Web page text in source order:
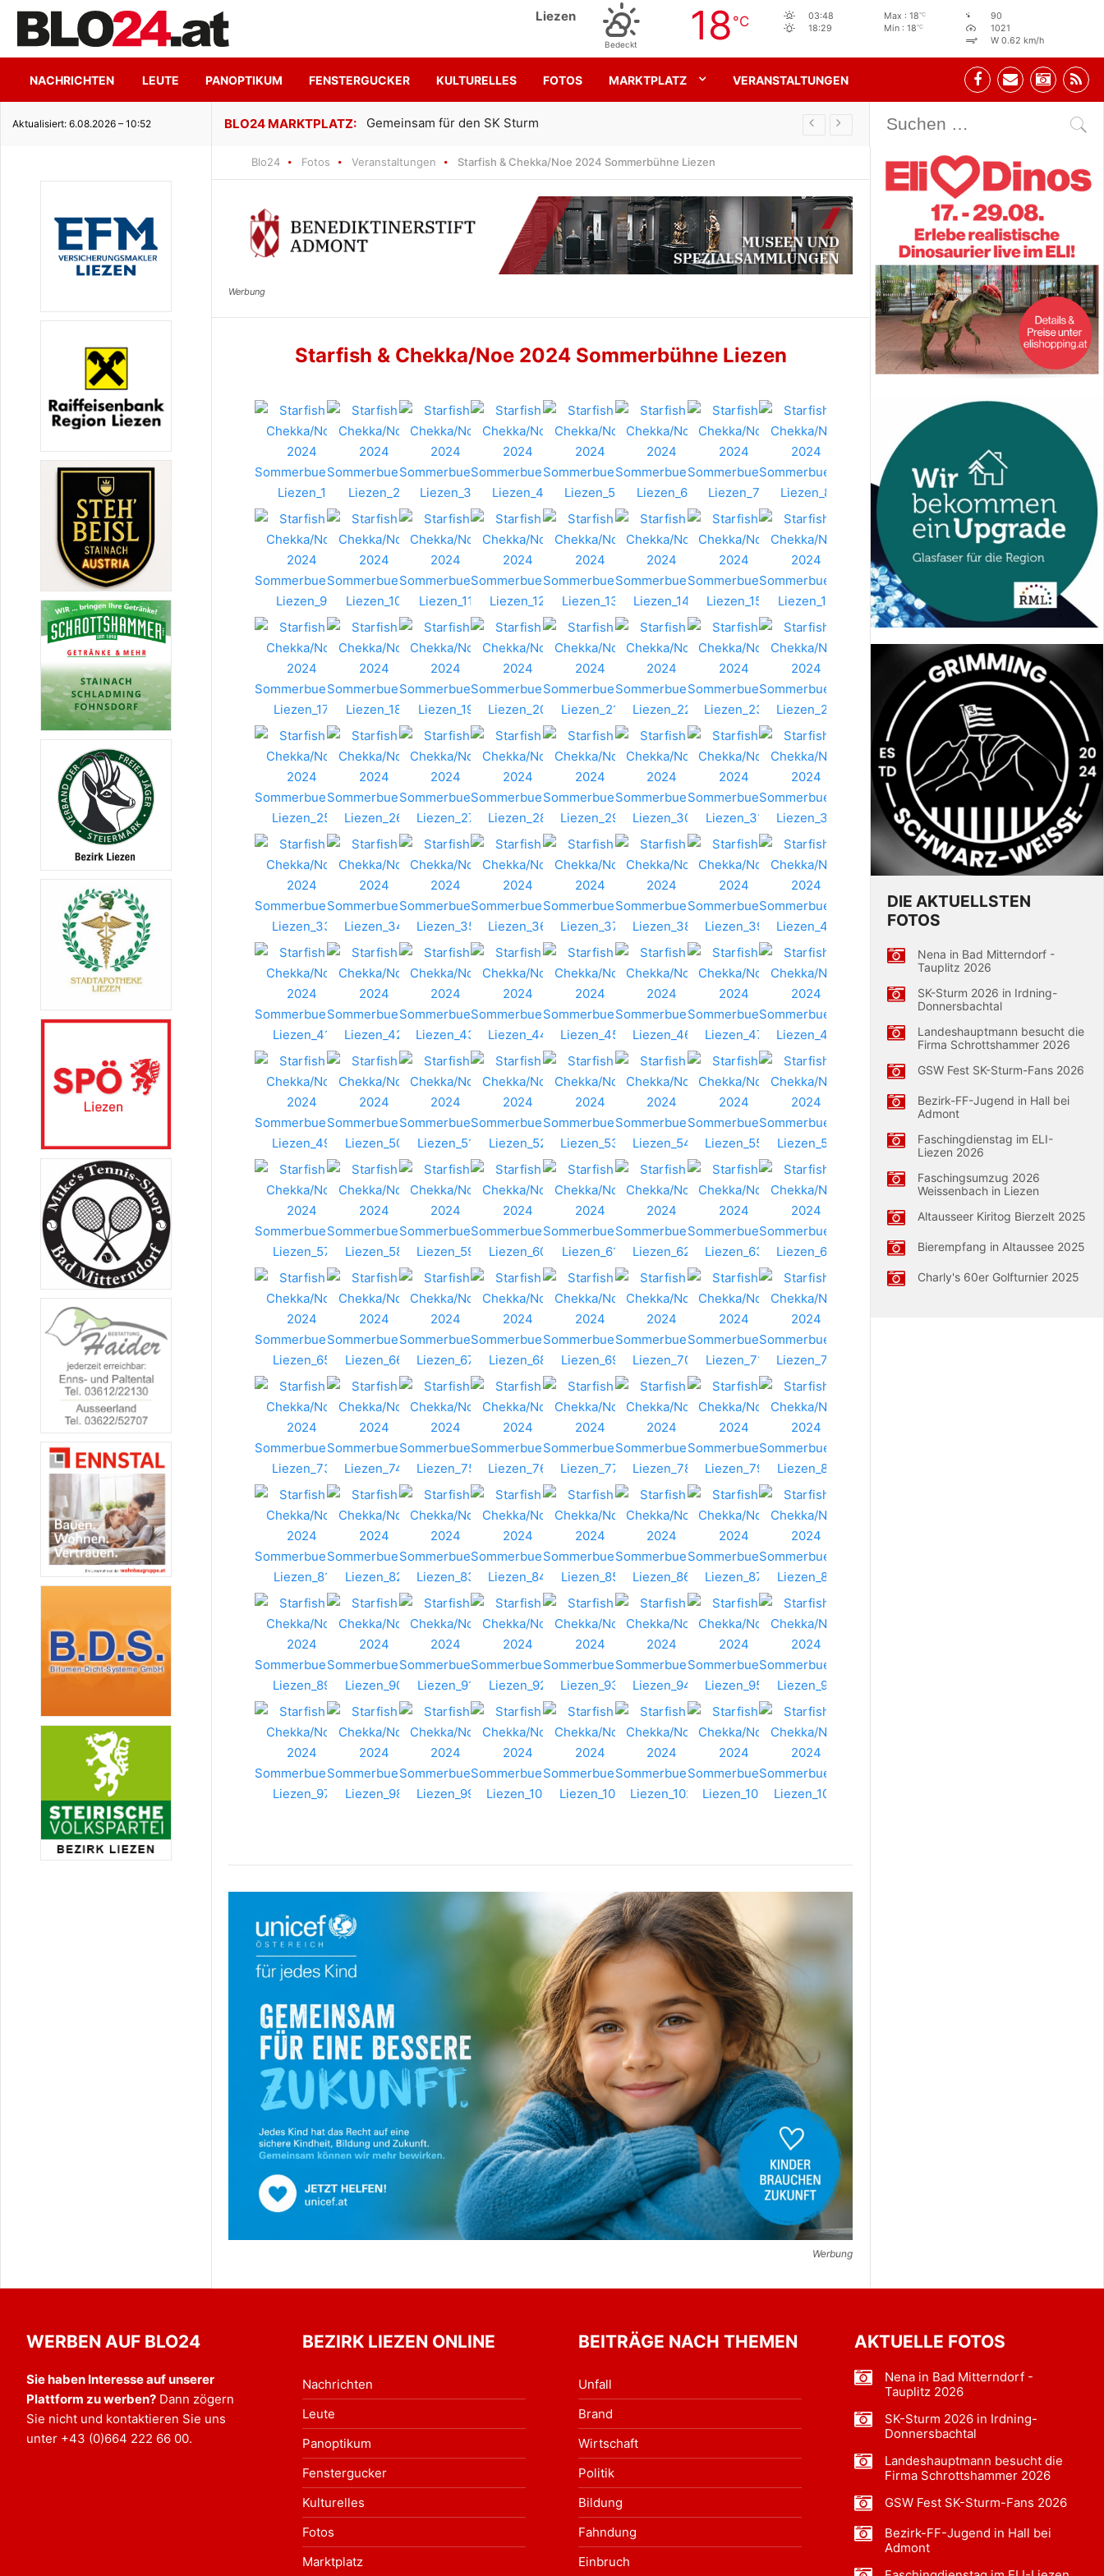
Liezen
Bedeckt 18 °C
03:48
18:29
Max : 18°C
Min : 18°C
90
1021
W 0.62 km/h
NACHRICHTEN LEUTE PANOPTIKUM FENSTERGUCKER KULTURELLES FOTOS MARKTPLATZ VERANSTALTUNGEN
Aktualisiert: 6.08.2026 – 10:52
Seeidylle Gemeinsam für den SK Sturm Stehbeisl Stainach Öffnungszeiten
Blo24 Fotos Veranstaltungen Starfish & Chekka/Noe 2024 Sommerbühne Liezen
Starfish & Chekka/Noe 2024 Sommerbühne Liezen
Werbung
DIE AKTUELLSTEN
FOTOS
Nena in Bad Mitterndorf -
Tauplitz 2026
SK-Sturm 2026 in Irdning-
Donnersbachtal
Landeshauptmann besucht die
Firma Schrottshammer 2026
GSW Fest SK-Sturm-Fans 2026
Bezirk-FF-Jugend in Hall bei
Admont
Faschingdienstag im ELI-
Liezen 2026
Faschingsumzug 2026
Weissenbach in Liezen
Altausseer Kiritog Bierzelt 2025
Bierempfang in Altaussee 2025
Charly's 60er Golfturnier 2025
WERBEN AUF BLO24
Sie haben Interesse auf unserer
Plattform zu werben? Dann zögern
Sie nicht und kontaktieren Sie uns
unter +43 (0)664 222 66 00.
BEZIRK LIEZEN ONLINE
Nachrichten
Leute
Panoptikum
Fenstergucker
Kulturelles
Fotos
Marktplatz
BEITRÄGE NACH THEMEN
Unfall
Brand
Wirtschaft
Politik
Bildung
Fahndung
Einbruch
AKTUELLE FOTOS
Nena in Bad Mitterndorf -
Tauplitz 2026
SK-Sturm 2026 in Irdning-
Donnersbachtal
Landeshauptmann besucht die
Firma Schrottshammer 2026
GSW Fest SK-Sturm-Fans 2026
Bezirk-FF-Jugend in Hall bei
Admont